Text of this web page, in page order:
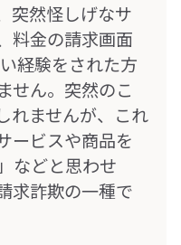
突然怪しげなサ
料金の請求画面
経験をされた方
せん。突然のこ
れませんが、これ
ービスや商品を
などと思わせ
求詐欺の一種で